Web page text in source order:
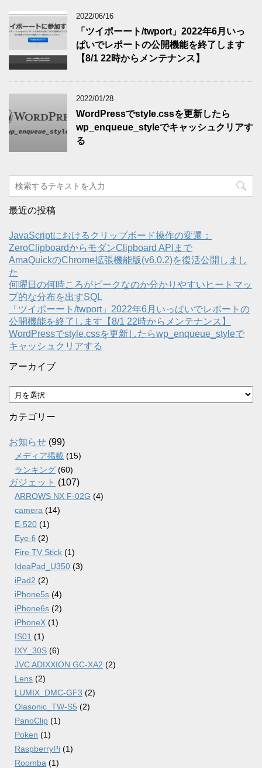
2022/06/16
「ツイポーート/twport」2022年6月いっ
ぱいでレポートの公開機能を終了します
【8/1 22時からメンテナンス】
2022/01/28
WordPressでstyle.cssを更新したら
wp_enqueue_styleでキャッシュクリアす
る
最近の投稿
JavaScriptにおけるクリップボード操作の変遷：
ZeroClipboardからモダンClipboard APIまで
AmaQuickのChrome拡張機能版(v6.0.2)を復活公開しまし
た
何曜日の何時ころがピークなのか分かりやすいヒートマッ
プ的な分布を出すSQL
「ツイポーート/twport」2022年6月いっぱいでレポートの
公開機能を終了します【8/1 22時からメンテナンス】
WordPressでstyle.cssを更新したらwp_enqueue_styleで
キャッシュクリアする
アーカイブ
ア
ー
カ
ブ
カテゴリー
お知らせ (99)
メディア掲載 (15)
ランキング (60)
ガジェット (107)
ARROWS NX F-02G (4)
camera (14)
E-520 (1)
Eye-fi (2)
Fire TV Stick (1)
IdeaPad_U350 (3)
iPad2 (2)
iPhone5s (4)
iPhone6s (2)
iPhoneX (1)
IS01 (1)
IXY_30S (6)
JVC ADIXXION GC-XA2 (2)
Lens (2)
LUMIX_DMC-GF3 (2)
Olasonic_TW-S5 (2)
PanoClip (1)
Poken (1)
RaspberryPi (1)
Roomba (1)